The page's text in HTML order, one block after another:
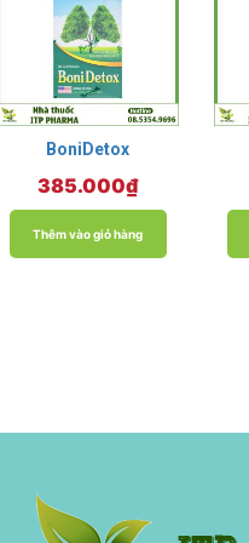
BoniDetox
385.000₫
Thêm vào giỏ hàng